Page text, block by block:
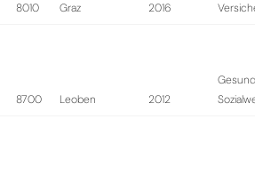
8010 Graz 2016
8700 Leoben 2012